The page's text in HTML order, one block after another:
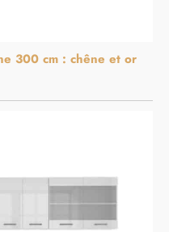
300 cm : chêne et or